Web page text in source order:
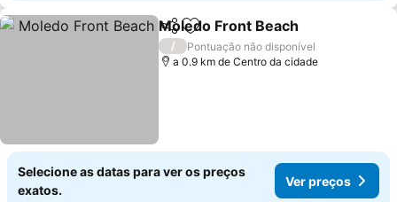
PartilharAdicionar aos favoritos
Moledo Front Beach
/
Pontuação não disponível
a 0.9 km de Centro da cidade
Selecione as datas para ver os preços
exatos.
Ver preços